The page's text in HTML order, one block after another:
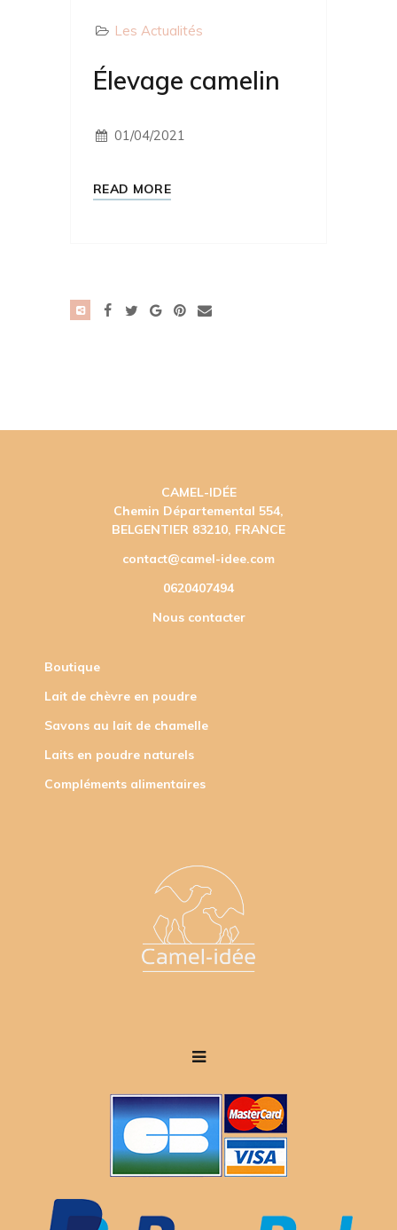
Les Actualités
Élevage camelin
01/04/2021
READ MORE
CAMEL-IDÉE
Chemin Départemental 554,
BELGENTIER 83210, FRANCE
contact@camel-idee.com
0620407494
Nous contacter
Boutique
Lait de chèvre en poudre
Savons au lait de chamelle
Laits en poudre naturels
Compléments alimentaires